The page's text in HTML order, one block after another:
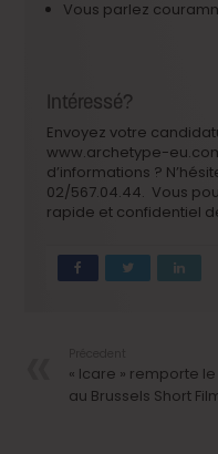
Vous parlez
Intéressé?
Envoyez votre
www.archetype-
d’informations ?
02/567.04.44. Vous
rapide et confidentiel
« Icare » remporte
au Brussels Short